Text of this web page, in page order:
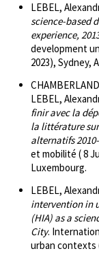
LEBEL,
science-based
experience,
development
2023), Sydney,
LEBEL,
finir avec la
la littérature
alternatifs
et mobilité ( 8
Luxembourg.
LEBEL,
intervention in
(HIA) as a
City.
urban contexts